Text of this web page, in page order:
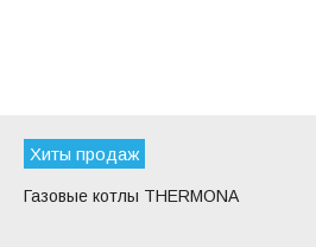
Хиты продаж
Газовые котлы THERMONA